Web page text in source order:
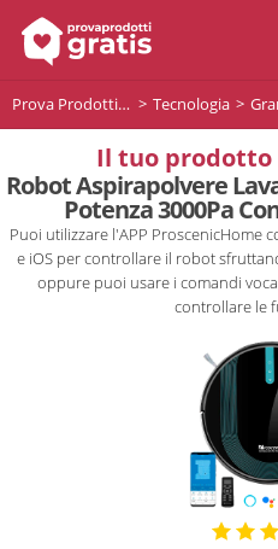
Prova Prodotti Gratis Tecnologia
Il tuo prodotto
Robot Aspirapolvere
Potenza 3000Pa
Puoi utilizzare l'APP ProscenicHome
e iOS per controllare il robot
oppure puoi usare i comandi
controllare le